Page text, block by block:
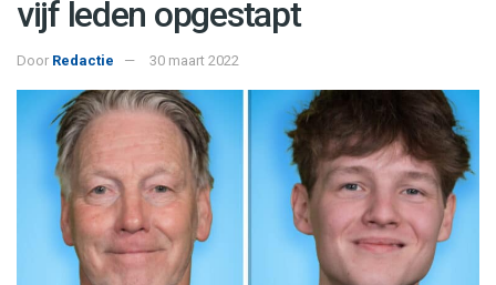
vijf leden opgestapt
Door Redactie 30 maart 2022